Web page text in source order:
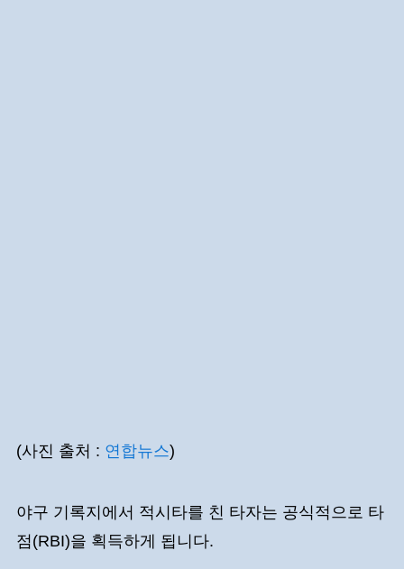
(사진 출처 : 연합뉴스)
야구 기록지에서 적시타를 친 타자는 공식적으로 타
점(RBI)을 획득하게 됩니다.